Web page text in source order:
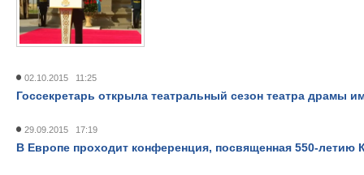
02.10.2015 11:25
Госсекретарь открыла театральный сезон театра драмы
29.09.2015 17:19
В Европе проходит конференция, посвященная 550-летию